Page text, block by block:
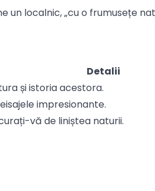
un localnic, „cu o frumusețe
Detalii
și istoria acestora.
impresionante.
vă de liniștea naturii.